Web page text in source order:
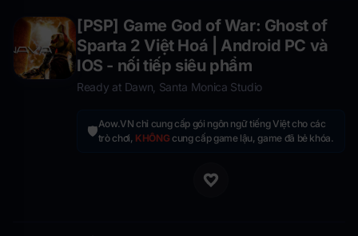
[PSP] Game God of War: Ghost of
Sparta 2 Việt Hoá | Android PC và
IOS - nối tiếp siêu phẩm
Ready at Dawn, Santa Monica Studio
🛡️Aow.VN chỉ cung cấp gói ngôn ngữ tiếng Việt cho các
trò chơi, KHÔNGcung cấp game lậu, game đã bẻ khóa.